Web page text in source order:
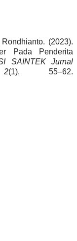
(2023).
Pada Penderita
SAINTEK Jurnal
2(1), 55–62.